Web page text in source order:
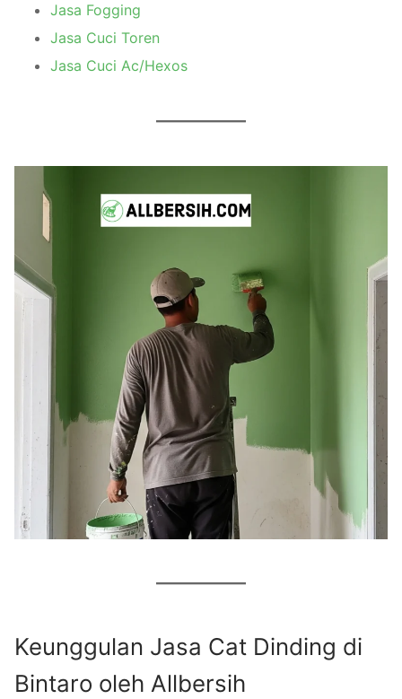
Jasa Fogging
Jasa Cuci Toren
Jasa Cuci Ac/Hexos
Keunggulan Jasa Cat Dinding di
Bintaro oleh Allbersih